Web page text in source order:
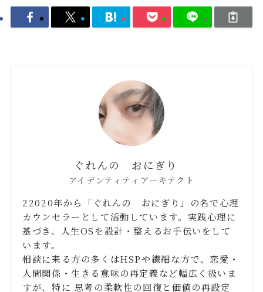
ぐれんの おにぎり
アイデンティティアーキテクト
22020年から「ぐれんの おにぎり」の名で心理
カウンセラーとして活動しています。実践心理に
基づき、人生OSを設計・整えるお手伝いをして
います。
相談に来る方の多くはHSPや繊細な方で、恋愛・
人間関係・生きる意味の再定義など幅広く扱いま
すが、特に 思考の柔軟性の回復と価値の再設定